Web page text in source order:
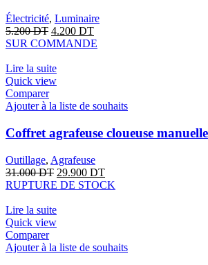
Électricité, Luminaire
5.200DT 4.200 DT
SUR COMMANDE
Lire la suite
Quick view
Comparer
Ajouter à la liste de souhaits
Coffret agrafeuse cloueuse
Outillage, Agrafeuse
31.000DT 29.900 DT
RUPTURE DE STOCK
Lire la suite
Quick view
Comparer
Ajouter à la liste de souhaits